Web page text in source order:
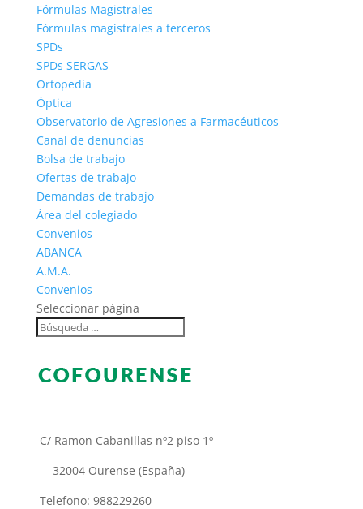
Fórmulas Magistrales
Fórmulas magistrales a terceros
SPDs
SPDs SERGAS
Ortopedia
Óptica
Observatorio de Agresiones a Farmacéuticos
Canal de denuncias
Bolsa de trabajo
Ofertas de trabajo
Demandas de trabajo
Área del colegiado
Convenios
ABANCA
A.M.A.
Convenios
Seleccionar página
C/ Ramon Cabanillas nº2 piso 1º
32004 Ourense (España)
Telefono: 988229260